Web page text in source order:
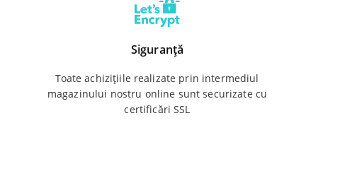
Siguranță
Toate achizițiile realizate prin intermediul
magazinului nostru online sunt securizate cu
certificări SSL